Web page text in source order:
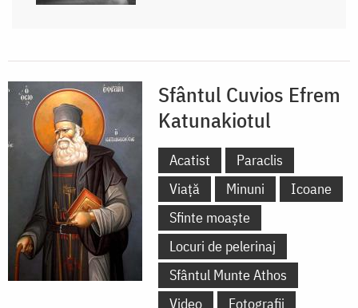
Sfântul Cuvios Efrem
Katunakiotul
Acatist
Paraclis
Viață
Minuni
Icoane
Sfinte moaște
Locuri de pelerinaj
Sfântul Munte Athos
Video
Fotografii